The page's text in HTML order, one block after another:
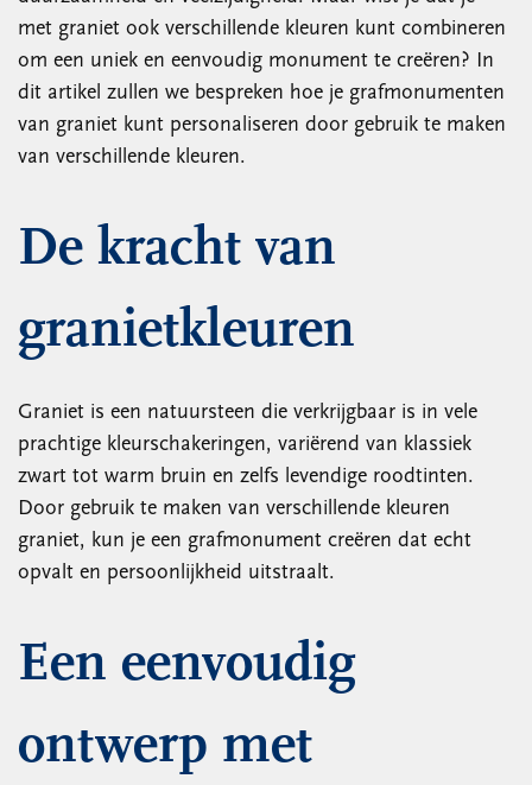
met graniet ook verschillende kleuren kunt combineren
om een uniek en eenvoudig monument te creëren? In
dit artikel zullen we bespreken hoe je grafmonumenten
van graniet kunt personaliseren door gebruik te maken
van verschillende kleuren.
De kracht van
granietkleuren
Graniet is een natuursteen die verkrijgbaar is in vele
prachtige kleurschakeringen, variërend van klassiek
zwart tot warm bruin en zelfs levendige roodtinten.
Door gebruik te maken van verschillende kleuren
graniet, kun je een grafmonument creëren dat echt
opvalt en persoonlijkheid uitstraalt.
Een eenvoudig
ontwerp met